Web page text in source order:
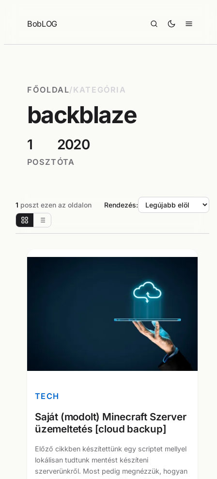
BobLOG
FŐOLDAL/KATEGÓRIA
backblaze
1
POSZT
2020
ÓTA
1 poszt ezen az oldalon Rendezés:
TECH
Saját (modolt) Minecraft Szerver
üzemeltetés [cloud backup]
Előző cikkben készítettünk egy scriptet mellyel
lokálisan tudtunk mentést készíteni
szerverünkről. Most pedig megnézzük, hogyan